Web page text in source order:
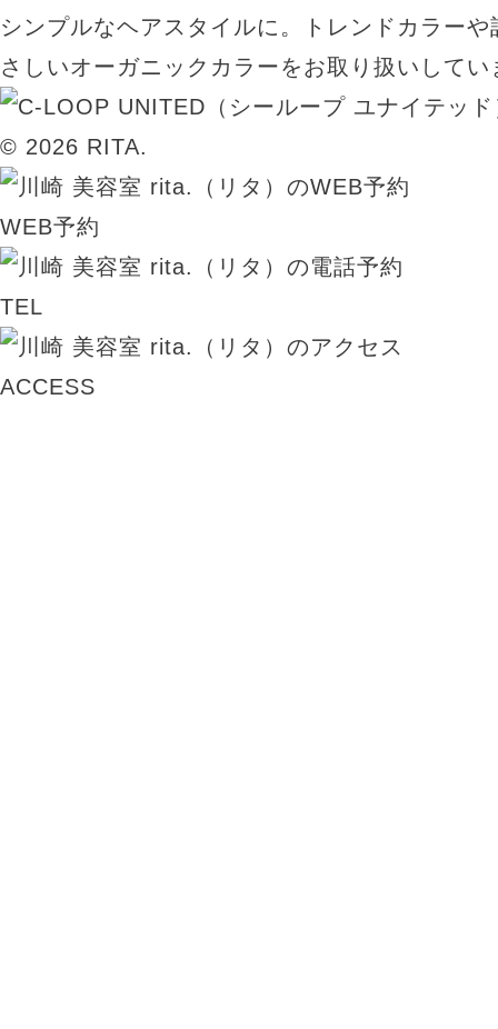
シンプルなヘアスタイルに。トレンドカラー
さしいオーガニックカラーをお取り扱いしてい
© 2026 RITA.
WEB予約
TEL
ACCESS